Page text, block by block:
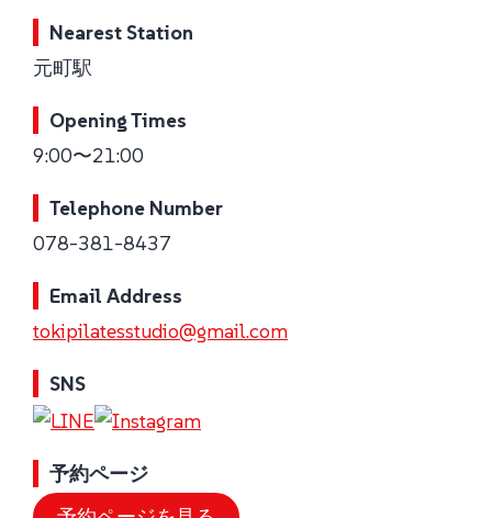
Nearest Station
元町駅
Opening Times
9:00〜21:00
Telephone Number
078-381-8437
Email Address
tokipilatesstudio@gmail.com
SNS
予約ページ